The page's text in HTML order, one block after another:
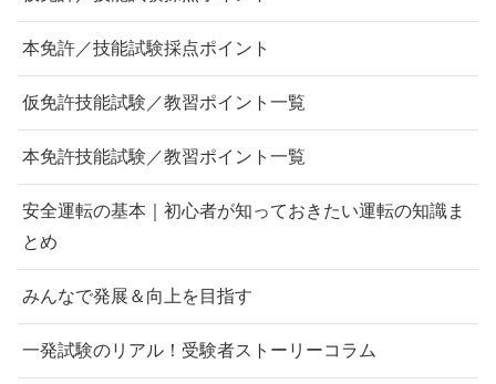
本免許／技能試験採点ポイント
仮免許技能試験／教習ポイント一覧
本免許技能試験／教習ポイント一覧
安全運転の基本｜初心者が知っておきたい運転の知識ま
とめ
みんなで発展＆向上を目指す
一発試験のリアル！受験者ストーリーコラム